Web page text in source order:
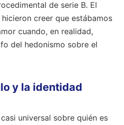
de serie B. El
creer que estábamos
cuando, en realidad,
del hedonismo sobre el
y la identidad
universal sobre quién es